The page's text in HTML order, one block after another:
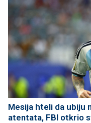
Mesija hteli da ubiju
atentata, FBI otkrio